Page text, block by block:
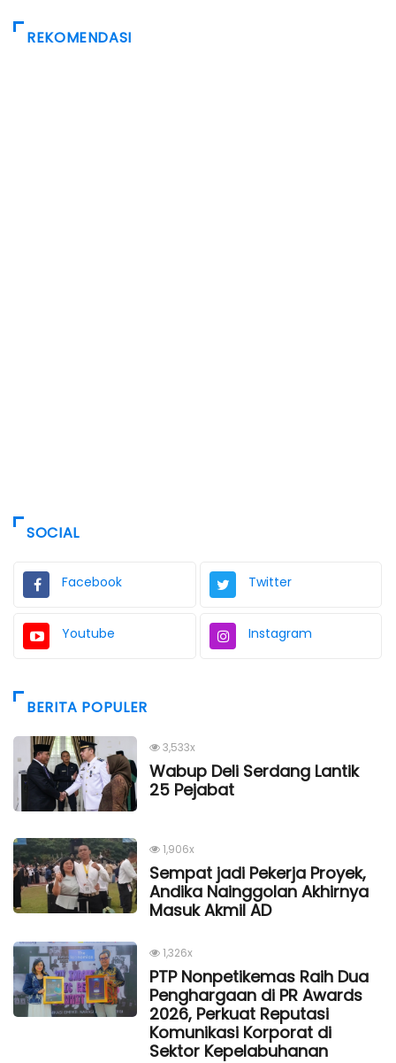
REKOMENDASI
SOCIAL
Facebook Twitter
Youtube Instagram
BERITA POPULER
3,533x
Wabup Deli Serdang Lantik
25 Pejabat
1,906x
Sempat jadi Pekerja Proyek,
Andika Nainggolan Akhirnya
Masuk Akmil AD
1,326x
PTP Nonpetikemas Raih Dua
Penghargaan di PR Awards
2026, Perkuat Reputasi
Komunikasi Korporat di
Sektor Kepelabuhanan